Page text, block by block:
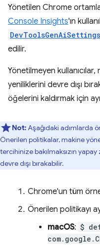
Yönetilen Chrome
Console Insights'ın
DevToolsGenAiSettings
edilir.
Yönetilmeyen
yeniliklerini devre dışı
öğelerini kaldırmak için
Not:Aşağıdaki adımlarda
Önerilen politikalar, makine
tercihinize bakılmaksızın
devre dışı bırakabilir.
Chrome'un tüm
Önerilen politikayı
macOS: $